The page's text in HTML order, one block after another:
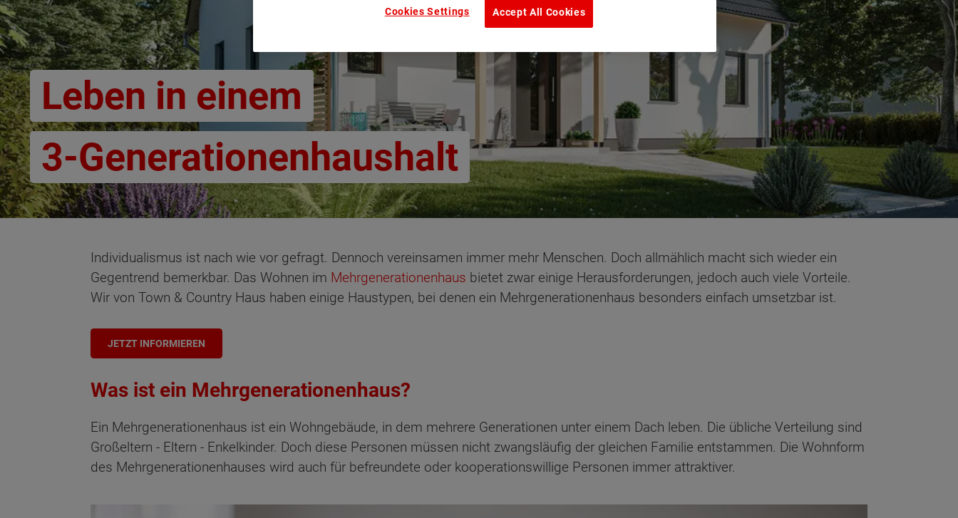
Leben in einem
3-Generationenhaushalt
Individualismus ist nach wie vor gefragt. Dennoch vereinsamen immer mehr Menschen. Doch allmählich macht sich wieder ein
Gegentrend bemerkbar. Das Wohnen im Mehrgenerationenhaus bietet zwar einige Herausforderungen, jedoch auch viele Vorteile.
Wir von Town & Country Haus haben einige Haustypen, bei denen ein Mehrgenerationenhaus besonders einfach umsetzbar ist.
JETZT INFORMIEREN
Was ist ein Mehrgenerationenhaus?
Ein Mehrgenerationenhaus ist ein Wohngebäude, in dem mehrere Generationen unter einem Dach leben. Die übliche Verteilung sind
Großeltern - Eltern - Enkelkinder. Doch diese Personen müssen nicht zwangsläufig der gleichen Familie entstammen. Die Wohnform
des Mehrgenerationenhauses wird auch für befreundete oder kooperationswillige Personen immer attraktiver.
Accept All Cookies
Cookies Settings